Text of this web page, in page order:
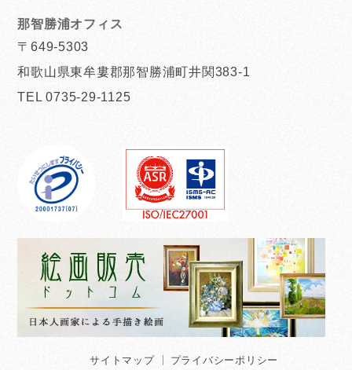
那智勝浦オフィス
〒649-5303
和歌山県東牟婁郡那智勝浦町井関383-1
TEL 0735-29-1125
サイトマップ プライバシーポリシー